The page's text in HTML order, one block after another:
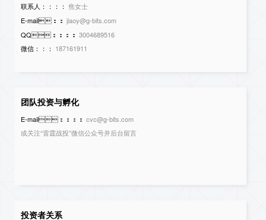
联系人：：：： 焦女士
E-mail：： jiaoy@g-bits.com
QQ：：：： 3004689516
微信：：： 187161911
团队投资与孵化
E-mail：：：： cvc@g-bits.com
或关注“雷霆战投”微信公众号并后台留言
投资者关系